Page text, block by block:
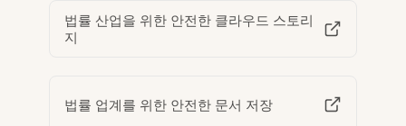
법률 산업을 위한 안전한 클라우드 스토리
지
법률 업계를 위한 안전한 문서 저장